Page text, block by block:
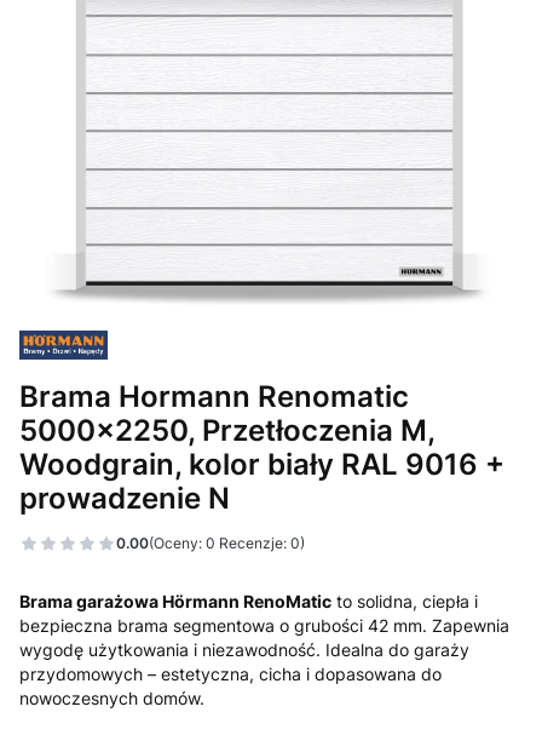
Brama Hormann Renomatic
5000x2250, Przetłoczenia M,
Woodgrain, kolor biały RAL 9016 +
prowadzenie N
0.00(Oceny: 0 Recenzje: 0)
Brama garażowa Hörmann RenoMatic to solidna, ciepła i
bezpieczna brama segmentowa o grubości 42 mm. Zapewnia
wygodę użytkowania i niezawodność. Idealna do garaży
przydomowych – estetyczna, cicha i dopasowana do
nowoczesnych domów.